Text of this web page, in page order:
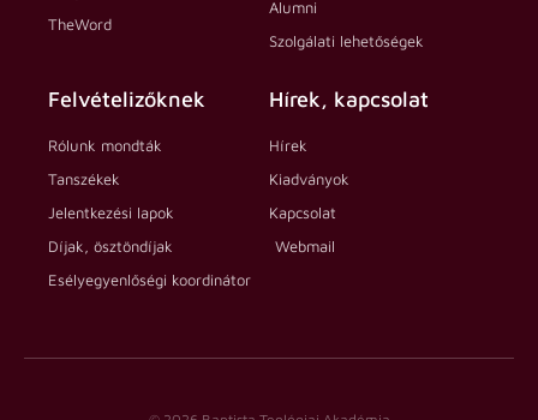
TheWord
Alumni
Szolgálati lehetőségek
Felvételizőknek
Rólunk mondták
Tanszékek
Jelentkezési lapok
Díjak, ösztöndíjak
Esélyegyenlőségi koordinátor
Hírek, kapcsolat
Hírek
Kiadványok
Kapcsolat
Webmail